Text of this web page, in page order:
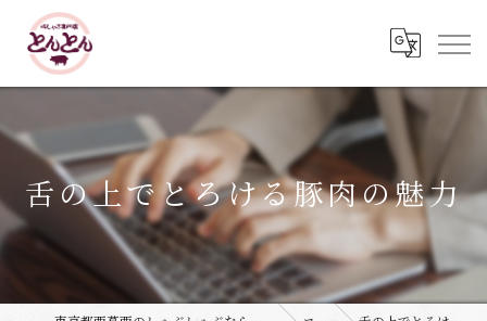
舌の上でとろける豚肉の魅力